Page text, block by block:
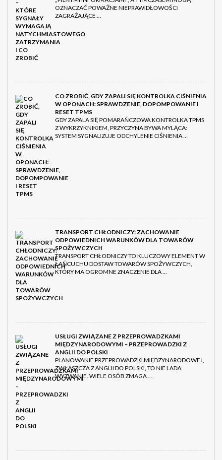
OZNACZAĆ POWAŻNE NIEPRAWIDŁOWOŚCI
ZAGRAŻAJĄCE …
CO ZROBIĆ, GDY ZAPALI SIĘ KONTROLKA CIŚNIENIA
W OPONACH: SPRAWDZENIE, DOPOMPOWANIE I
RESET TPMS
GDY ZAPALA SIĘ POMARAŃCZOWA KONTROLKA TPMS
Z WYKRZYKNIKIEM, PRZYCZYNA BYWA MYLĄCA:
SYSTEM SYGNALIZUJE ODCHYLENIE CIŚNIENIA …
TRANSPORT CHŁODNICZY: ZACHOWANIE
ODPOWIEDNICH WARUNKÓW DLA TOWARÓW
SPOŻYWCZYCH
TRANSPORT CHŁODNICZY TO KLUCZOWY ELEMENT W
ŁAŃCUCHU DOSTAW TOWARÓW SPOŻYWCZYCH,
KTÓRY MA OGROMNE ZNACZENIE DLA …
USŁUGI ZWIĄZANE Z PRZEPROWADZKAMI
MIĘDZYNARODOWYMI – PRZEPROWADZKI Z
ANGLII DO POLSKI
PLANOWANIE PRZEPROWADZKI MIĘDZYNARODOWEJ,
ZWŁASZCZA Z ANGLII DO POLSKI, TO NIE LADA
WYZWANIE. WIELE OSÓB ZMAGA …